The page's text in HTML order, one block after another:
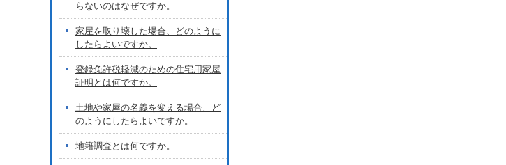
らないのはなぜですか。
家屋を取り壊した場合、どのように
したらよいですか。
登録免許税軽減のための住宅用家屋
証明とは何ですか。
土地や家屋の名義を変える場合、ど
のようにしたらよいですか。
地籍調査とは何ですか。